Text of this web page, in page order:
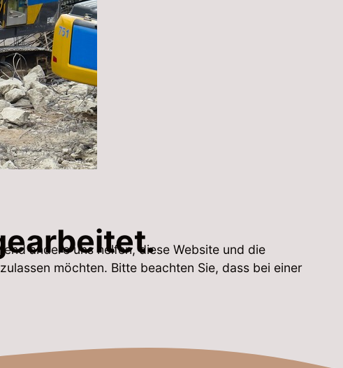
andere uns helfen, diese Website und die
möchten. Bitte beachten Sie, dass bei einer